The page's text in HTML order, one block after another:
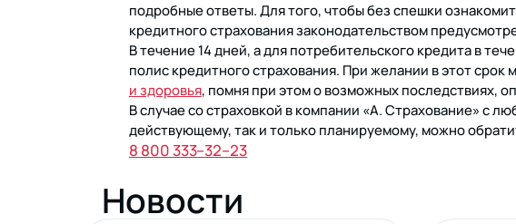
подробные ответы. Для того, чтобы без спешки
кредитного страхования законодательством
В течение 14 дней, а для потребительского кредита в
полис кредитного страхования. При желании в этот срок
и здоровья, помня при этом о возможных последствиях,
В случае со страховкой в компании «А. Страхование» с
действующему, так и только планируемому, можно
8 800 333–32–23
Новости